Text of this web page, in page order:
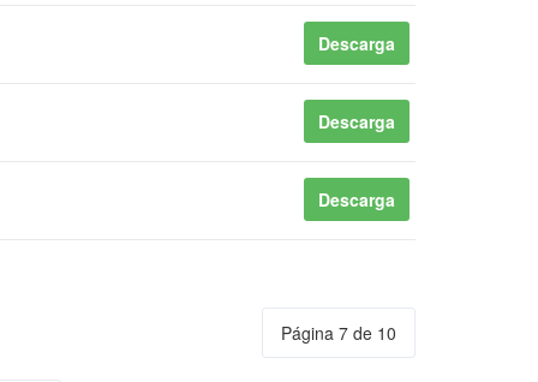
Descarga
Descarga
Descarga
Página 7 de 10